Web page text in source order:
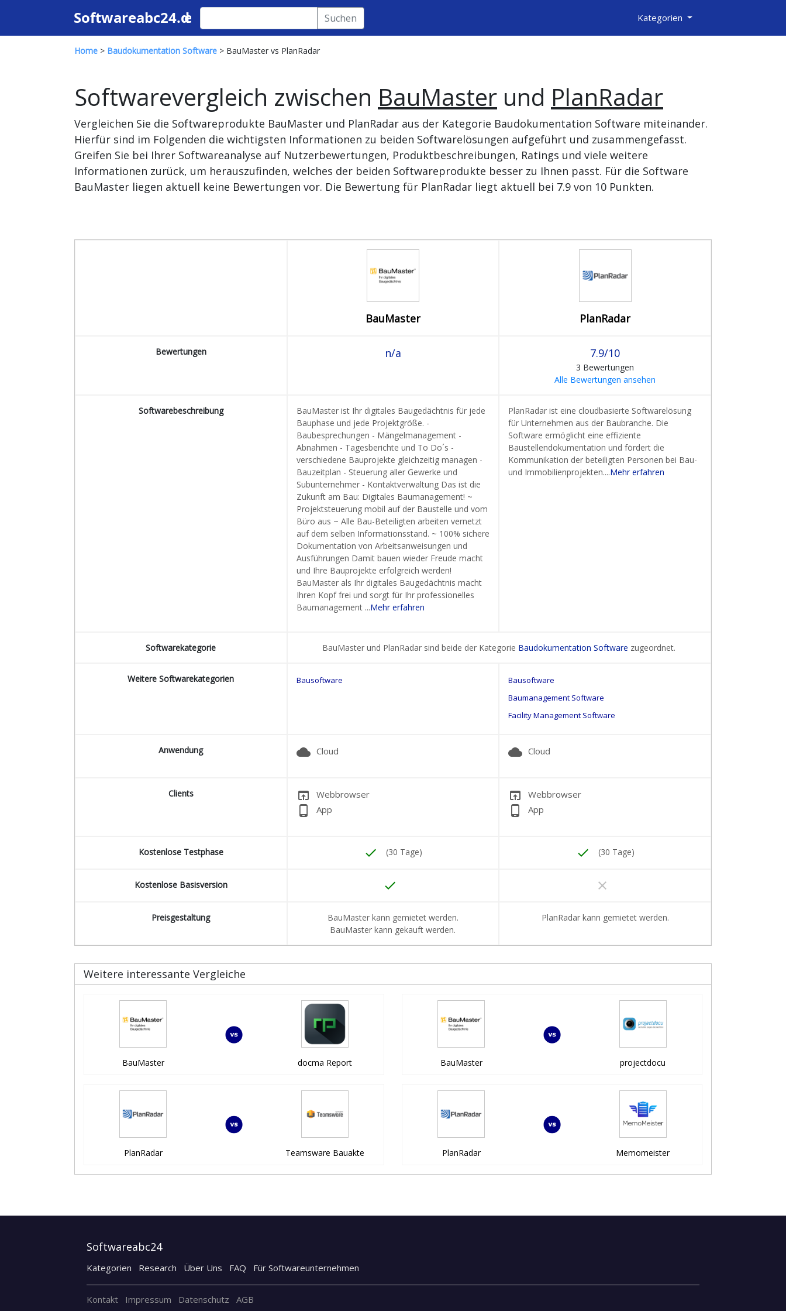
Suchen Kategorien
Home > Baudokumentation Software > BauMaster vs PlanRadar
Softwarevergleich zwischen BauMaster und PlanRadar
Vergleichen Sie die Softwareprodukte BauMaster und PlanRadar aus der Kategorie Baudokumentation Software miteinander.
Hierfür sind im Folgenden die wichtigsten Informationen zu beiden Softwarelösungen aufgeführt und zusammengefasst.
Greifen Sie bei Ihrer Softwareanalyse auf Nutzerbewertungen, Produktbeschreibungen, Ratings und viele weitere
Informationen zurück, um herauszufinden, welches der beiden Softwareprodukte besser zu Ihnen passt. Für die Software
BauMaster liegen aktuell keine Bewertungen vor. Die Bewertung für PlanRadar liegt aktuell bei 7.9 von 10 Punkten.
BauMaster PlanRadar
Bewertungen n/a 7.9/10
3 Bewertungen
Alle Bewertungen ansehen
Softwarebeschreibung
BauMaster ist Ihr digitales Baugedächtnis für jede
Bauphase und jede Projektgröße. -
Baubesprechungen - Mängelmanagement -
Abnahmen - Tagesberichte und To Do´s -
verschiedene Bauprojekte gleichzeitig managen -
Bauzeitplan - Steuerung aller Gewerke und
Subunternehmer - Kontaktverwaltung Das ist die
Zukunft am Bau: Digitales Baumanagement! ~
Projektsteuerung mobil auf der Baustelle und vom
Büro aus ~ Alle Bau-Beteiligten arbeiten vernetzt
auf dem selben Informationsstand. ~ 100% sichere
Dokumentation von Arbeitsanweisungen und
Ausführungen Damit bauen wieder Freude macht
und Ihre Bauprojekte erfolgreich werden!
BauMaster als Ihr digitales Baugedächtnis macht
Ihren Kopf frei und sorgt für Ihr professionelles
Baumanagement ...Mehr erfahren
PlanRadar ist eine cloudbasierte Softwarelösung
für Unternehmen aus der Baubranche. Die
Software ermöglicht eine effiziente
Baustellendokumentation und fördert die
Kommunikation der beteiligten Personen bei Bau-
und Immobilienprojekten....Mehr erfahren
Softwarekategorie BauMaster und PlanRadar sind beide der Kategorie Baudokumentation Software zugeordnet.
Weitere Softwarekategorien Bausoftware
Bausoftware
Baumanagement Software
Facility Management Software
Anwendung cloud Cloud cloud Cloud
Clients open_in_browser Webbrowser
phone_android App
open_in_browser Webbrowser
phone_android App
Kostenlose Testphase done (30 Tage) done (30 Tage)
Kostenlose Basisversion done clear
Preisgestaltung
BauMaster kann gemietet werden.
BauMaster kann gekauft werden.
PlanRadar kann gemietet werden.
Weitere interessante Vergleiche
BauMaster docma Report BauMaster projectdocu
PlanRadar Teamsware Bauakte PlanRadar Memomeister
Softwareabc24
Kategorien Research Über Uns FAQ Für Softwareunternehmen
Kontakt Impressum Datenschutz AGB